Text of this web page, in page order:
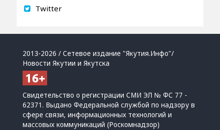
Twitter
2013-2026 / Сетевое издание "Якутия.Инфо"/
Новости Якутии и Якутска
Свидетельство о регистрации СМИ ЭЛ № ФС 77 -
62371. Выдано Федеральной службой по надзору в
сфере связи, информационных технологий и
массовых коммуникаций (Роскомнадзор)